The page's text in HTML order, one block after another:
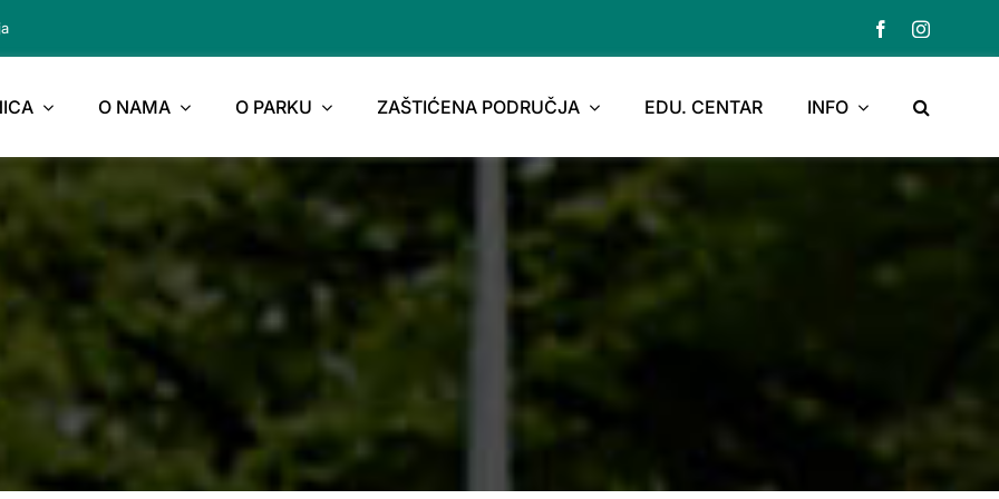
O NAMA O PARKU ZAŠTIĆENA PODRUČJA EDU. CENTAR INFO